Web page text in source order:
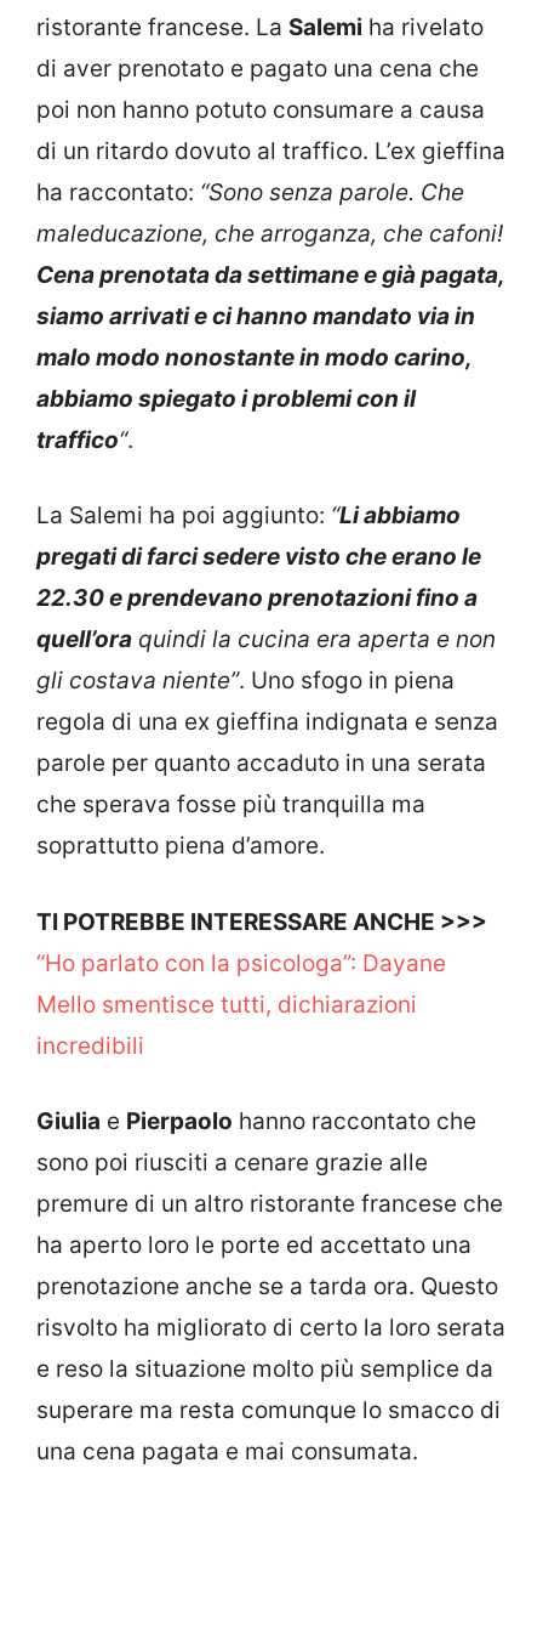
ristorante francese. La Salemi ha rivelato
di aver prenotato e pagato una cena che
poi non hanno potuto consumare a causa
di un ritardo dovuto al traffico. L’ex gieffina
ha raccontato: “Sono senza parole. Che
maleducazione, che arroganza, che cafoni!
Cena prenotata da settimane e già pagata,
siamo arrivati e ci hanno mandato via in
malo modo nonostante in modo carino,
abbiamo spiegato i problemi con il
traffico“.
La Salemi ha poi aggiunto: “Li abbiamo
pregati di farci sedere visto che erano le
22.30 e prendevano prenotazioni fino a
quell’ora quindi la cucina era aperta e non
gli costava niente”. Uno sfogo in piena
regola di una ex gieffina indignata e senza
parole per quanto accaduto in una serata
che sperava fosse più tranquilla ma
soprattutto piena d’amore.
TI POTREBBE INTERESSARE ANCHE >>>
“Ho parlato con la psicologa”: Dayane
Mello smentisce tutti, dichiarazioni
incredibili
Giulia e Pierpaolo hanno raccontato che
sono poi riusciti a cenare grazie alle
premure di un altro ristorante francese che
ha aperto loro le porte ed accettato una
prenotazione anche se a tarda ora. Questo
risvolto ha migliorato di certo la loro serata
e reso la situazione molto più semplice da
superare ma resta comunque lo smacco di
una cena pagata e mai consumata.